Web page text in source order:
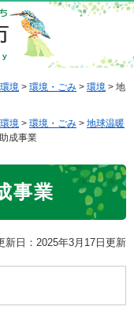
境 > 環境・ごみ > 環境 > 地
境 > 環境・ごみ > 地球温暖
成事業
事業
新日：2025年3月17日更新